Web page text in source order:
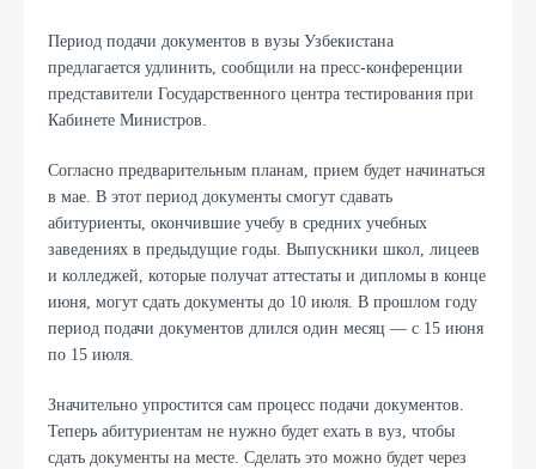
Период подачи документов в вузы Узбекистана
предлагается удлинить, сообщили на пресс-конференции
представители Государственного центра тестирования при
Кабинете Министров.
Согласно предварительным планам, прием будет начинаться
в мае. В этот период документы смогут сдавать
абитуриенты, окончившие учебу в средних учебных
заведениях в предыдущие годы. Выпускники школ, лицеев
и колледжей, которые получат аттестаты и дипломы в конце
июня, могут сдать документы до 10 июля. В прошлом году
период подачи документов длился один месяц — с 15 июня
по 15 июля.
Значительно упростится сам процесс подачи документов.
Теперь абитуриентам не нужно будет ехать в вуз, чтобы
сдать документы на месте. Сделать это можно будет через